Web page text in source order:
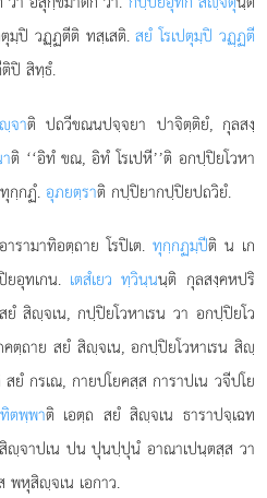
มฺปิ วฏฺฏตีติ ทสฺเสติ.สยํ โรเปตุมฺปิ วฏฺฏตี
ติปิ สิทฺธํ.
จาติ ปถวีขณนปจฺจยา ปาจิตฺติยํ, กุลสงฺ
ติ ‘‘อิทํ ขณ, อิทํ โรเปหี’’ติ อกปฺปิยโวหา
กฺกฏํ.อุภยตฺราติ กปฺปิยากปฺปิยปถวิยํ.
รามาทิอตฺถาย โรปิเต. ทุกฺกฏมฺปีติ น เก
อุทเกน. เตสํเยว ทฺวินฺนนฺติ กุลสงฺคหปริ
สิฺจเน, กปฺปิยโวหาเรน วา อกปฺปิยโว
ตฺถาย สยํ สิฺจเน, อกปฺปิยโวหาเรน สิฺ
สยํ กรเณ, กายปโยคสฺส การาปเน วจีปโย
ตพฺพาติ เอตฺถ สยํ สิฺจเน ธาราปจฺเฉท
จาปเน ปน ปุนปฺปุนํ อาณาเปนฺตสฺส วา
พหุสิฺจเน เอกาว.